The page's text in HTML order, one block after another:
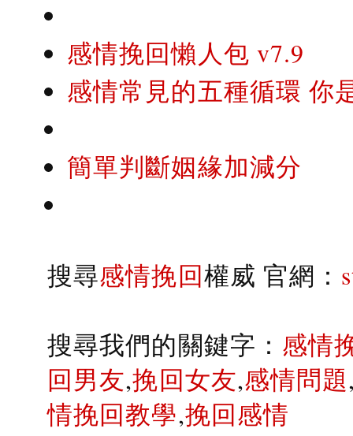
感情挽回懶人包 v7.9
感情常見的五種循環 你
簡單判斷姻緣加減分
搜尋感情挽回權威 官網：
搜尋我們的關鍵字： 感情
回男友,挽回女友,感情問題
情挽回教學,挽回感情